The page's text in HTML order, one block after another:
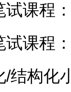
试课程
试课程
结构化